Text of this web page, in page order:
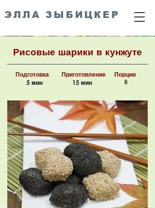
ЭЛЛА ЗЫБИЦКЕР
Рисовые шарики в кунжуте
Подготовка
5 мин
Приготовление
15 мин
Порции
8